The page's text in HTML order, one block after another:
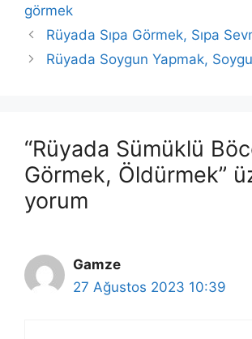
görmek
Rüyada Sıpa Görmek, Sıpa
Rüyada Soygun Yapmak,
“Rüyada Sümüklü
Görmek, Öldürmek”
yorum
Gamze
27 Ağustos 2023 10:39